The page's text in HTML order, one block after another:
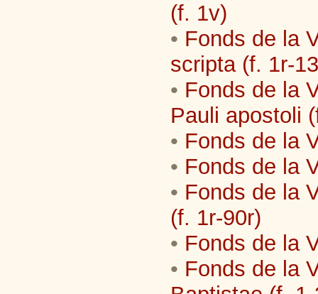
(f. 1v)
• Fonds de la
scripta (f. 1r-
• Fonds de la
Pauli apostoli
• Fonds de la
• Fonds de la
• Fonds de la
(f. 1r-90r)
• Fonds de la
• Fonds de la